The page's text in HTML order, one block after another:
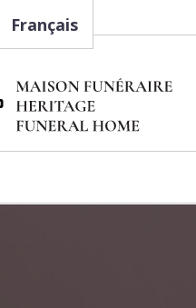
Français